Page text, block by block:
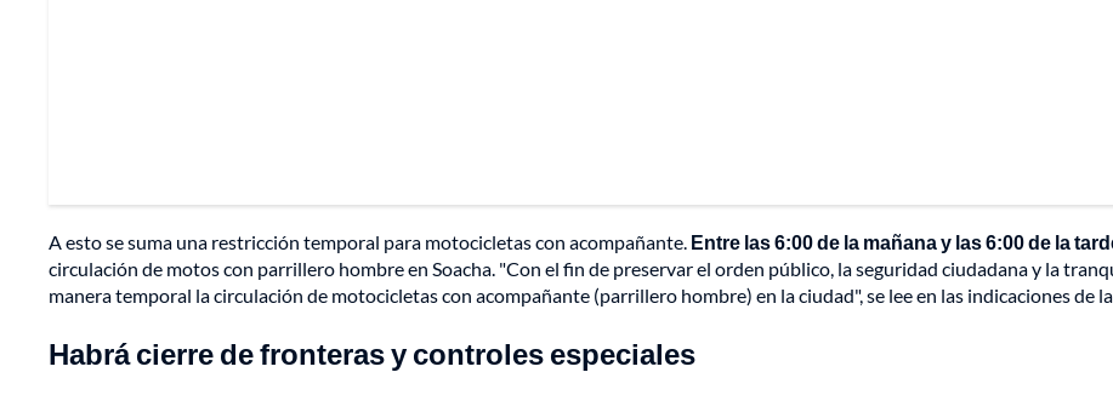
A esto se suma una restricción temporal para motocicletas con acompañante. Entre las 6:00 de la mañana y las 6:00 de la
circulación de motos con parrillero hombre en Soacha. "Con el fin de preservar el orden público, la seguridad ciudadana y la
manera temporal la circulación de motocicletas con acompañante (parrillero hombre) en la ciudad", se lee en las indicaciones de
Habrá cierre de fronteras y controles especiales